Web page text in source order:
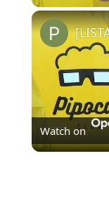
Watch on